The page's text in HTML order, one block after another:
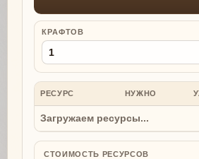
КРАФТОВ
РЕСУРС НУЖНО
Загружаем ресурсы...
СТОИМОСТЬ РЕСУРСОВ